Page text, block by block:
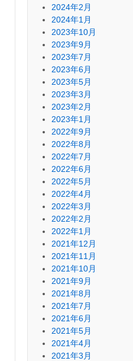
2024年2月
2024年1月
2023年10月
2023年9月
2023年7月
2023年6月
2023年5月
2023年3月
2023年2月
2023年1月
2022年9月
2022年8月
2022年7月
2022年6月
2022年5月
2022年4月
2022年3月
2022年2月
2022年1月
2021年12月
2021年11月
2021年10月
2021年9月
2021年8月
2021年7月
2021年6月
2021年5月
2021年4月
2021年3月